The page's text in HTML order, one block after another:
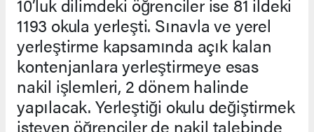
1193 okula yerleşti. Sınavla ve yerel
yerleştirme kapsamında açık kalan
kontenjanlara yerleştirmeye esas
nakil işlemleri, 2 dönem halinde
yapılacak. Yerleştiği okulu değiştirmek
isteyen öğrenciler de nakil talebinde